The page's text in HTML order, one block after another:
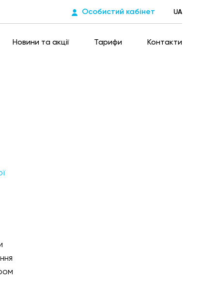
Особистий кабінет UA
Новини та акції Тарифи Контакти